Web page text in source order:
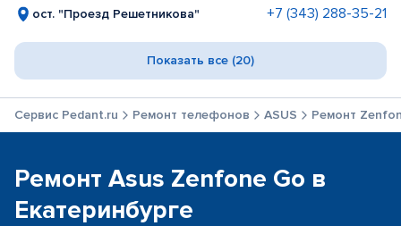
ост. "Проезд Решетникова" +7 (343) 288-35-21
Показать все (20)
Сервис Pedant.ru Ремонт телефонов ASUS Ремонт
Ремонт Asus Zenfone Go в
Екатеринбурге